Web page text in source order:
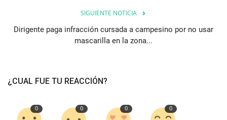
SIGUIENTE NOTICIA
Dirigente paga infracción cursada a campesino por no usar
mascarilla en la zona...
¿CUAL FUE TU REACCIÓN?
0 0 0 0